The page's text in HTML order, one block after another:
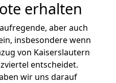
erhalten
aber auch
insbesondere wenn
von Kaiserslautern
entscheidet.
wir uns darauf